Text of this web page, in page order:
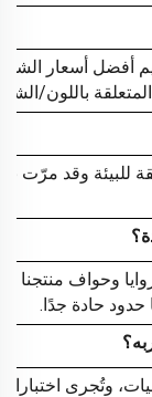
باللون/
للبيئة وقد مرّت
وحواف
حادة جدًا.
وتُجرى